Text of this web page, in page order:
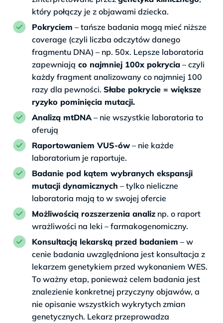
który połączy je z objawami dziecka.
Pokryciem – tańsze badania mogą mieć niższe
coverage (czyli liczba odczytów danego
fragmentu DNA) – np. 50x. Lepsze laboratoria
zapewniają co najmniej 100x pokrycia – czyli
każdy fragment analizowany co najmniej 100
razy dla pewności. Słabe pokrycie = większe
ryzyko pominięcia mutacji.
Analizą mtDNA – nie wszystkie laboratoria to
oferują
Raportowaniem VUS-ów – nie każde
laboratorium je raportuje.
Badanie pod kątem wybranych ekspansji
mutacji dynamicznych – tylko nieliczne
laboratoria mają to w swojej ofercie
Możliwością rozszerzenia analiz np. o raport
wrażliwości na leki – farmakogenomiczny.
Konsultacją lekarską przed badaniem – w
cenie badania uwzględniona jest konsultacja z
lekarzem genetykiem przed wykonaniem WES.
To ważny etap, ponieważ celem badania jest
znalezienie konkretnej przyczyny objawów, a
nie opisanie wszystkich wykrytych zmian
genetycznych. Lekarz przeprowadza